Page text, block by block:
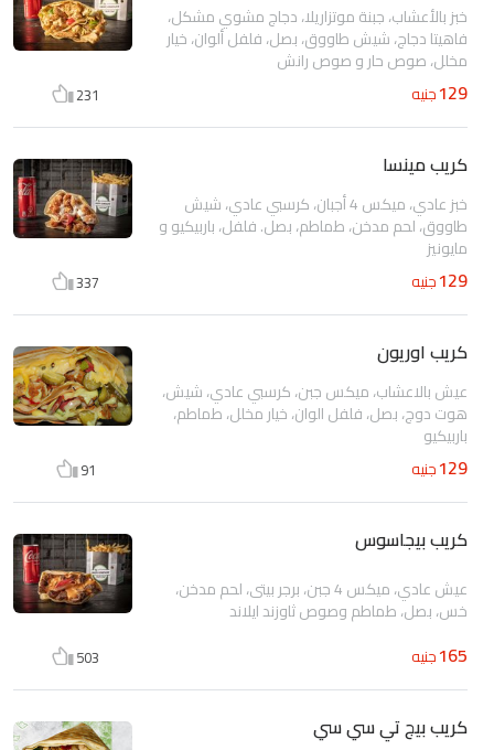
خبز بالأعشاب، جبنة موتزاريلا، دجاج مشوي مشكل،
فاهيتا دجاج، شيش طاووق، بصل، فلفل ألوان، خيار
مخلل، صوص حار و صوص رانش
129جنيه 231
كريب مينسا
خبز عادي، ميكس 4 أجبان، كرسبي عادي، شيش
طاووق، لحم مدخن، طماطم، بصل. فلفل، باربيكيو و
مايونيز
129جنيه 337
كريب اوريون
عيش بالاعشاب، ميكس جبن، كرسبي عادي، شيش،
هوت دوج، بصل، فلفل الوان، خيار مخلل، طماطم،
باربيكيو
129جنيه 91
كريب بيجاسوس
عيش عادي، ميكس 4 جبن، برجر بيتى، لحم مدخن،
خس، بصل، طماطم وصوص ثاوزند ايلاند
165جنيه 503
كريب بيج تي سي سي